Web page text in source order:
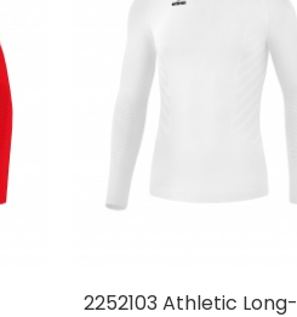
2252103 Athletic Long-